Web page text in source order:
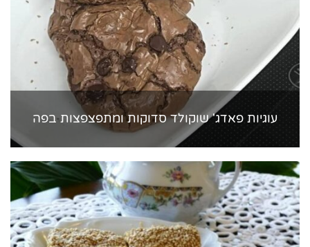
עוגיות פאדג' שוקולד סדוקות ומתפצפצות בפה